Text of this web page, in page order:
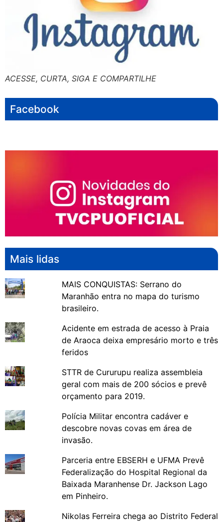
ACESSE, CURTA, SIGA E COMPARTILHE
Facebook
Mais lidas
MAIS CONQUISTAS: Serrano do
Maranhão entra no mapa do turismo
brasileiro.
Acidente em estrada de acesso à Praia
de Araoca deixa empresário morto e três
feridos
STTR de Cururupu realiza assembleia
geral com mais de 200 sócios e prevê
orçamento para 2019.
Polícia Militar encontra cadáver e
descobre novas covas em área de
invasão.
Parceria entre EBSERH e UFMA Prevê
Federalização do Hospital Regional da
Baixada Maranhense Dr. Jackson Lago
em Pinheiro.
Nikolas Ferreira chega ao Distrito Federal